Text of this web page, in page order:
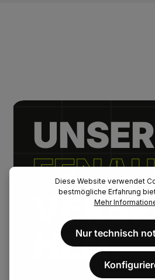
HEN.
Diese Website verwendet
bestmögliche Erfahrung
Mehr
Nur technisch